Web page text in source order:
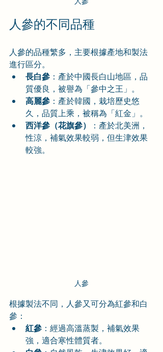
人參的不同品種
人參的品種繁多，主要根據產地和製法
進行區分。
長白參 ：產於中國長白山地區，品
質優良，被譽為「參中之王」。
高麗參 ：產於韓國，栽培歷史悠
久，品質上乘，被稱為「紅金」。
西洋參（花旗參）
：產於北美洲，
性涼，補氣效果較弱，但生津效果
較強。
人參
根據製法不同，人參又可分為紅參和白
參：
紅參 ：經過高溫蒸製，補氣效果
強，適合寒性體質者。